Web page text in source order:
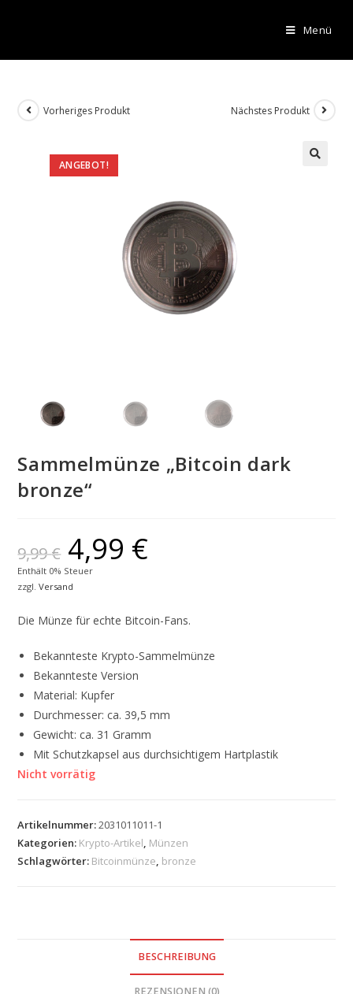
Menü
ANGEBOT!
Vorheriges Produkt Nächstes Produkt
Sammelmünze „Bitcoin dark
bronze“
9,99€ 4,99 €
Enthält 0% Steuer
zzgl.Versand
Die Münze für echte Bitcoin-Fans.
Bekannteste Krypto-Sammelmünze
Bekannteste Version
Material: Kupfer
Durchmesser: ca. 39,5 mm
Gewicht: ca. 31 Gramm
Mit Schutzkapsel aus durchsichtigem Hartplastik
Nicht vorrätig
Artikelnummer:2031011011-1
Kategorien: Krypto-Artikel, Münzen
Schlagwörter: Bitcoinmünze, bronze
BESCHREIBUNG